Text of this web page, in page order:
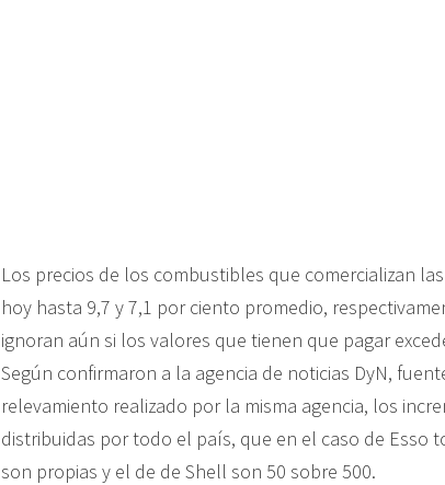
Los precios de los combustibles que comercializan
hoy hasta 9,7 y 7,1 por ciento promedio,
ignoran aún si los valores que tienen que pagar
Según confirmaron a la agencia de noticias DyN,
relevamiento realizado por la misma agencia, los
distribuidas por todo el país, que en el caso de Esso
son propias y el de de Shell son 50 sobre 500.